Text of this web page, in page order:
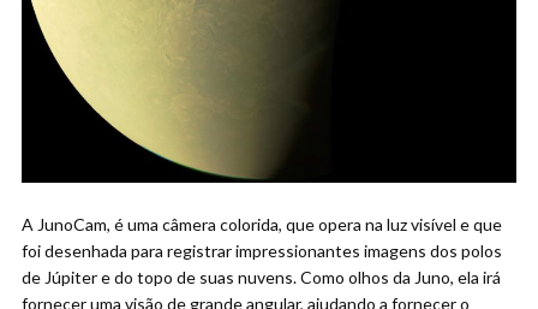
A JunoCam, é uma câmera colorida, que opera na luz visível e que
foi desenhada para registrar impressionantes imagens dos polos
de Júpiter e do topo de suas nuvens. Como olhos da Juno, ela irá
fornecer uma visão de grande angular, ajudando a fornecer o